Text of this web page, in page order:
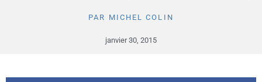
PAR MICHEL COLIN
janvier 30, 2015